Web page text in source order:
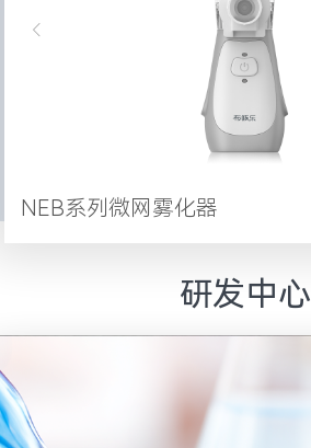
NEB系列微网雾化器
研发中心